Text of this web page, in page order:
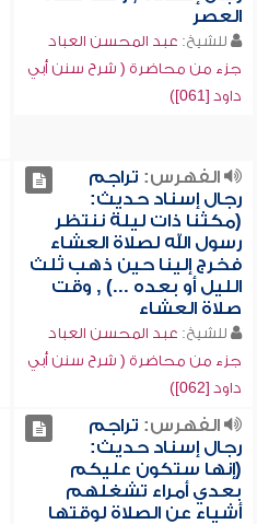
العصر
للشيخ: عبد المحسن العباد
جزء من محاضرة ( شرح سنن أبي
داود [061])
الفهرس: تراجم
رجال إسناد حديث:
(مكثنا ذات ليلة ننتظر
رسول الله لصلاة العشاء
فخرج إلينا حين ذهب ثلث
الليل أو بعده ...) , وقت
صلاة العشاء
للشيخ: عبد المحسن العباد
جزء من محاضرة ( شرح سنن أبي
داود [062])
الفهرس: تراجم
رجال إسناد حديث:
(إنها ستكون عليكم
بعدي أمراء تشغلهم
أشياء عن الصلاة لوقتها